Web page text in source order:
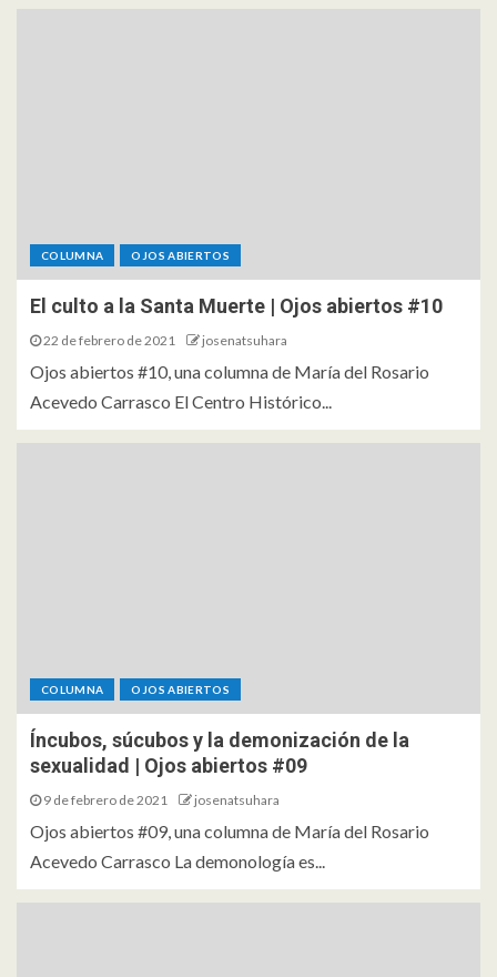
COLUMNA OJOS ABIERTOS
El culto a la Santa Muerte | Ojos abiertos #10
22 de febrero de 2021 josenatsuhara
Ojos abiertos #10, una columna de María del Rosario
Acevedo Carrasco El Centro Histórico...
COLUMNA OJOS ABIERTOS
Íncubos, súcubos y la demonización de la
sexualidad | Ojos abiertos #09
9 de febrero de 2021 josenatsuhara
Ojos abiertos #09, una columna de María del Rosario
Acevedo Carrasco La demonología es...